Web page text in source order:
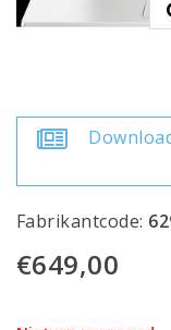
Fabrikantcode:
€649,00